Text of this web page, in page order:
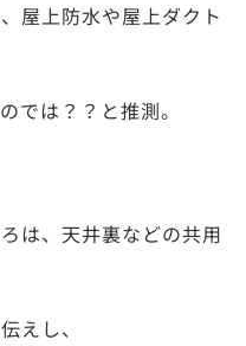
屋上防水や屋上ダクト
では？？と推測。
は、天井裏などの共用
えし、